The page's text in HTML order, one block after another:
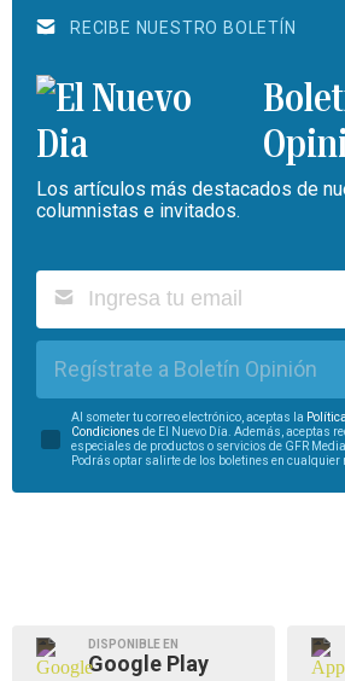
RECIBE NUESTRO BOLETÍN
Los artículos más destacados de
columnistas e invitados.
Regístrate a Boletín Opinión
Al someter tu correo electrónico, aceptas la
Condiciones de El Nuevo Día. Además, aceptas
especiales de productos o servicios de GFR
Podrás optar salirte de los boletines en cualquier
DISPONIBLE EN
Google Play